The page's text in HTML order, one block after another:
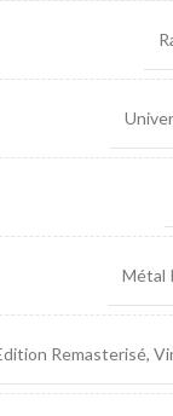
Métal
Remasterisé,